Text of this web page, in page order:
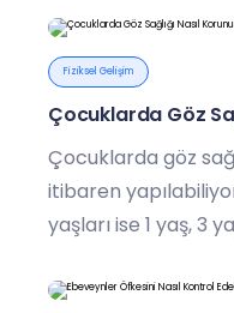
Fiziksel Gelişim
Çocuklarda Göz
Çocuklarda göz
itibaren
yaşları ise 1 yaş, 3